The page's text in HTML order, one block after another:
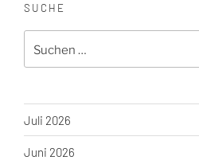
SUCHE
nach:
Juli 2026
Juni 2026